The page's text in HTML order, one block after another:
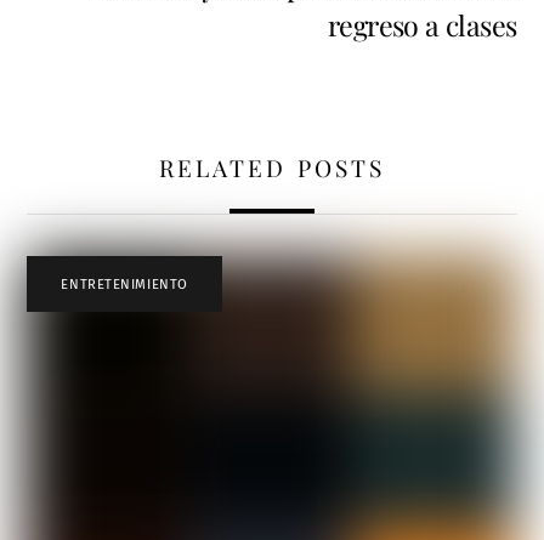
regreso a clases
RELATED POSTS
ENTRETENIMIENTO